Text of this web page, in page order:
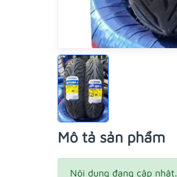
Mô tả sản phẩm
Nội dung đang cập nhật.